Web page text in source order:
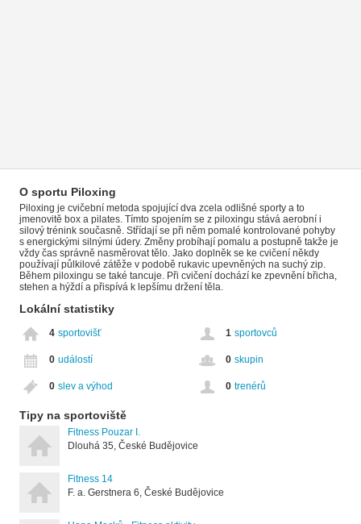
O sportu Piloxing
Piloxing je cvičební metoda spojující dva zcela odlišné sporty a to
jmenovitě box a pilates. Tímto spojením se z piloxingu stává aerobní i
silový trénink současně. Střídají se při něm pomalé kontrolované pohyby
s energickými silnými údery. Změny probíhají pomalu a postupně takže je
vždy čas správně nasměrovat tělo. Jako doplněk se ke cvičení někdy
používají půlkilové zátěže v podobě rukavic upevněných na suchý zip.
Během piloxingu se také tancuje. Při cvičení dochází ke zpevnění břicha,
stehen a hýždí a přispívá k lepšímu držení těla.
Lokální statistiky
4 sportovišť 1 sportovců
0 událostí 0 skupin
0 slev a výhod 0 trenérů
Tipy na sportoviště
Fitness Pouzar I.
Dlouhá 35, České Budějovice
Fitness 14
F. a. Gerstnera 6, České Budějovice